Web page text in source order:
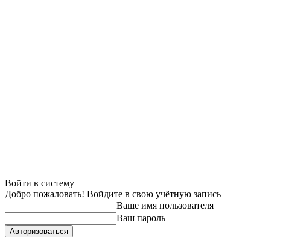
Войти в систему
Добро пожаловать! Войдите в свою учётную запись
Ваше имя пользователя
Ваш пароль